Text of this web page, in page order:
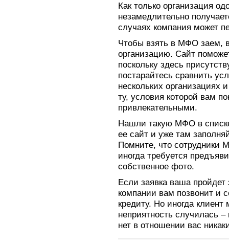
Как только организация
незамедлительно
случаях компания может
Чтобы взять в МФО заем,
организацию. Сайт
поскольку здесь
постарайтесь сравнить
нескольких
ту, условия которой вам
привлекательными.
Нашли такую МФО в
ее сайт и уже там
Помните, что сотрудники
иногда требуется
собственное фото.
Если заявка ваша
компании вам позвонит
кредиту. Но иногда
неприятность случилась
нет в отношении вас